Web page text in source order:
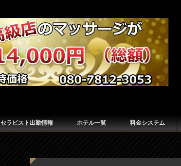
セラピスト出勤情報 ホテル一覧 料金システム